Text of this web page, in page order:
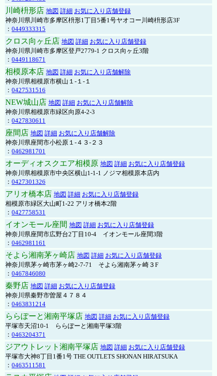
川崎枡形店 地図 詳細 お気に入り店舗登録
神奈川県川崎市多摩区枡形1丁目5番1号ヤオコー川崎枡形店3F
： 0449333315
クロス向ヶ丘店 地図 詳細 お気に入り店舗登録
神奈川県川崎市多摩区登戸2779-1 クロス向ヶ丘3階
： 0449118671
相模原本店 地図 詳細 お気に入り店舗解除
神奈川県相模原市横山１-１-１
： 0427531516
NEW城山店 地図 詳細 お気に入り店舗解除
神奈川県相模原市緑区向原4-2-3
： 0427830611
座間店 地図 詳細 お気に入り店舗解除
神奈川県座間市小松原１-４３-２３
： 0462981701
オーディオスクエア相模原 地図 詳細 お気に入り店舗登録
神奈川県相模原市中央区横山1-1-1 ノジマ相模原本店内
： 0427301326
アリオ橋本店 地図 詳細 お気に入り店舗登録
相模原市緑区大山町1-22 アリオ橋本2階
： 0427758531
イオンモール座間 地図 詳細 お気に入り店舗登録
神奈川県座間市広野台2丁目10-4 イオンモール座間3階
： 0462981161
そよら湘南茅ヶ崎店 地図 詳細 お気に入り店舗登録
神奈川県茅ヶ崎市茅ヶ崎2‐7‐71 そよら湘南茅ヶ崎３F
： 0467846080
秦野店 地図 詳細 お気に入り店舗登録
神奈川県秦野市曽屋４７８４
： 0463831214
ららぽーと湘南平塚店 地図 詳細 お気に入り店舗登録
平塚市天沼10-1 ららぽーと湘南平塚3階
： 0463204371
ジアウトレット湘南平塚店 地図 詳細 お気に入り店舗登録
平塚市大神8丁目1番1号 THE OUTLETS SHONAN HIRATSUKA
： 0463511581